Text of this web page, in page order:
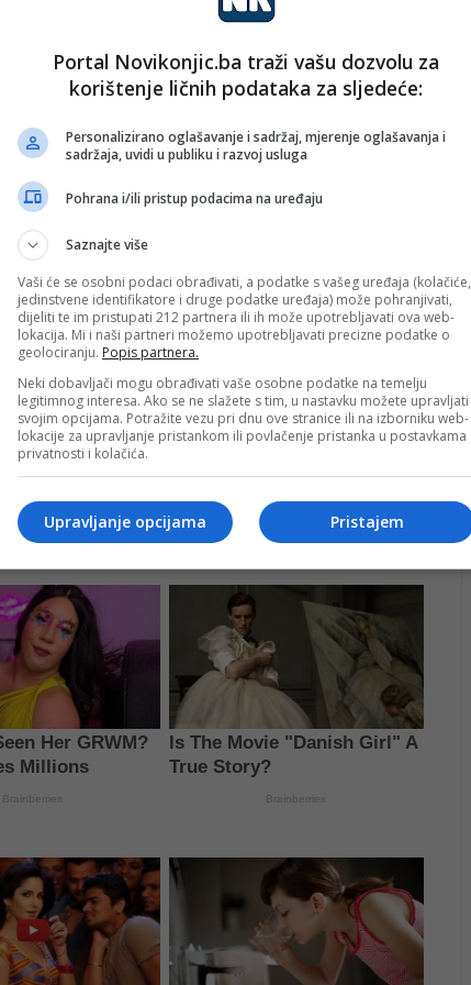
razlikom iz dvije utakmice.
BiH će naredne sezone nastupati u ABA ligi:
će, uz Borac, igrati ABA 2 ligu.
Portal Novikonjic.ba traži vašu dozvolu za
korištenje ličnih podataka za sljedeće:
Personalizirano oglašavanje i sadržaj, mjerenje oglašavanja i
sadržaja, uvidi u publiku i razvoj usluga
Pohrana i/ili pristup podacima na uređaju
Saznajte više
Vaši će se osobni podaci obrađivati, a podatke s vašeg uređaja (kolačiće,
jedinstvene identifikatore i druge podatke uređaja) može pohranjivati,
dijeliti te im pristupati 212 partnera ili ih može upotrebljavati ova web-
lokacija. Mi i naši partneri možemo upotrebljavati precizne podatke o
geolociranju. Popis partnera.
Neki dobavljači mogu obrađivati vaše osobne podatke na temelju
legitimnog interesa. Ako se ne slažete s tim, u nastavku možete upravljati
svojim opcijama. Potražite vezu pri dnu ove stranice ili na izborniku web-
lokacije za upravljanje pristankom ili povlačenje pristanka u postavkama
privatnosti i kolačića.
Pristajem
Upravljanje opcijama